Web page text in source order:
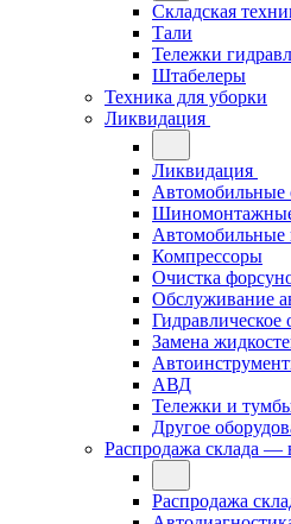
Складская
Тали
Тележки
Штабелеры
Техника для уборки
Ликвидация
Ликвидация
Автомобильные
Шиномонтажные
Автомобильные
Компрессоры
Очистка
Обслуживание
Гидравлическое
Замена
АВД
Тележки и
Другое
Распродажа склада —
Распродажа